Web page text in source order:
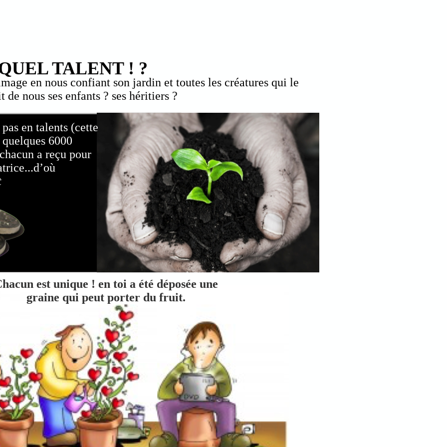
TALENT ! ?
en nous confiant son jardin et toutes les créatures qui le
nous ses enfants ? ses héritiers ?
en talents (cette
6000
a reçu pour
est unique ! en toi a été déposée une
graine qui peut porter du fruit.